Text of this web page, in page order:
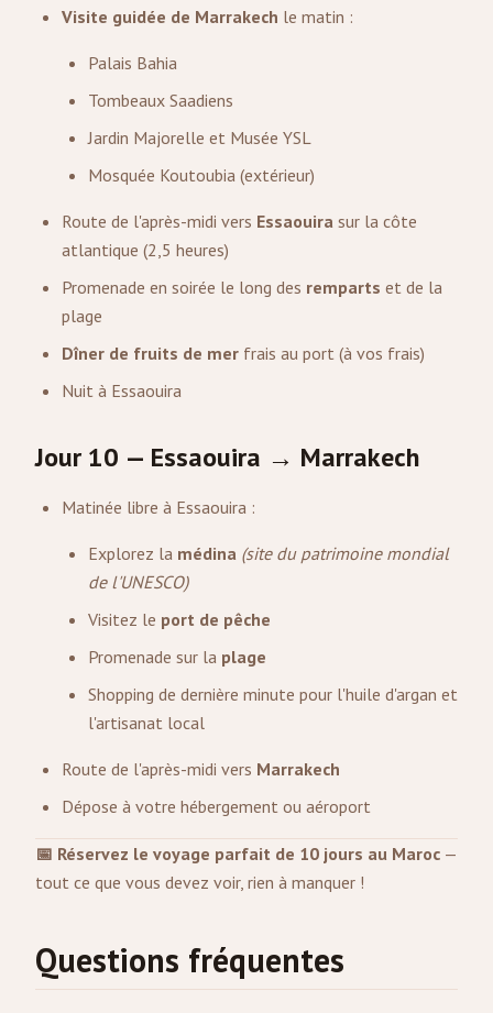
Visite guidée de Marrakech le matin :
Palais Bahia
Tombeaux Saadiens
Jardin Majorelle et Musée YSL
Mosquée Koutoubia (extérieur)
Route de l'après-midi vers Essaouira sur la côte
atlantique (2,5 heures)
Promenade en soirée le long des remparts et de la
plage
Dîner de fruits de mer frais au port (à vos frais)
Nuit à Essaouira
Jour 10 — Essaouira → Marrakech
Matinée libre à Essaouira :
Explorez la médina (site du patrimoine mondial
de l'UNESCO)
Visitez le port de pêche
Promenade sur la plage
Shopping de dernière minute pour l'huile d'argan et
l'artisanat local
Route de l'après-midi vers Marrakech
Dépose à votre hébergement ou aéroport
📅 Réservez le voyage parfait de 10 jours au Maroc —
tout ce que vous devez voir, rien à manquer !
Questions fréquentes